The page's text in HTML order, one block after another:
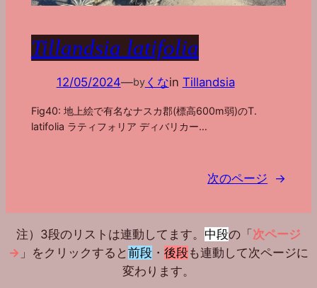
Tillandsia latifolia
12/05/2024—byくなin Tillandsia
Fig40: 地上絵で有名なナスカ郡(標高600m弱)のT.
latifolia ラティフォリア ディバリカー…
次のページ →
注）3段のリストは連動してます。 中段の「次ページ
→ 」をクリックすると 前段 ・ 後段も連動して次ページに
変わります。